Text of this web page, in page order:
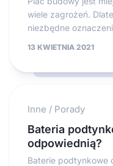
wiele zagrożeń.
niezbędne
13 KWIETNIA 2021
Inne / Porady
Bateria
odpowiednią?
Baterie podtynkowe